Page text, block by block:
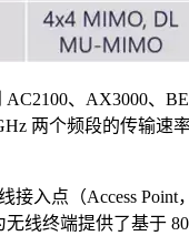
、AX3000、
两个频段的传输速
接入点（Access
线终端提供了基于